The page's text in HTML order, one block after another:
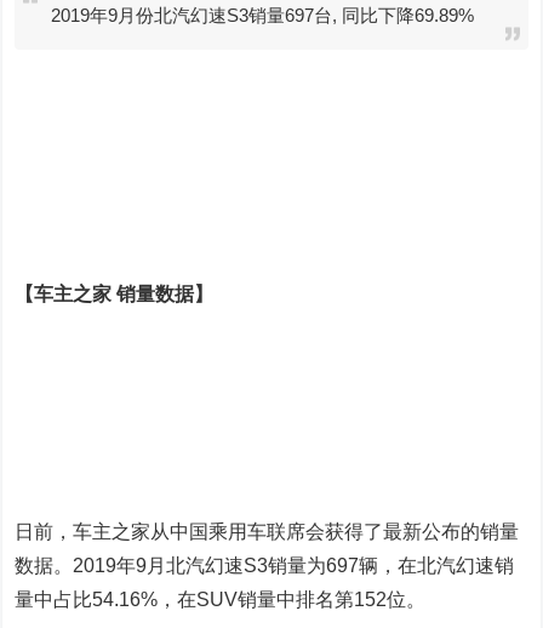
2019年9月份北汽幻速S3销量697台, 同比下降69.89%
【车主之家 销量数据】
日前，车主之家从中国乘用车联席会获得了最新公布的销量
数据。2019年9月北汽幻速S3销量为697辆，在北汽幻速销
量中占比54.16%，在SUV销量中排名第152位。